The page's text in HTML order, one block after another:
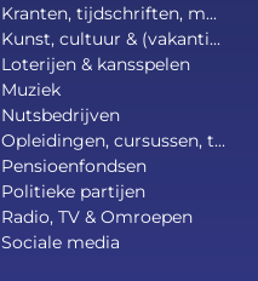
Kranten, tijdschriften, m...
Kunst, cultuur & (vakanti...
Loterijen & kansspelen
Muziek
Nutsbedrijven
Opleidingen, cursussen, t...
Pensioenfondsen
Politieke partijen
Radio, TV & Omroepen
Sociale media